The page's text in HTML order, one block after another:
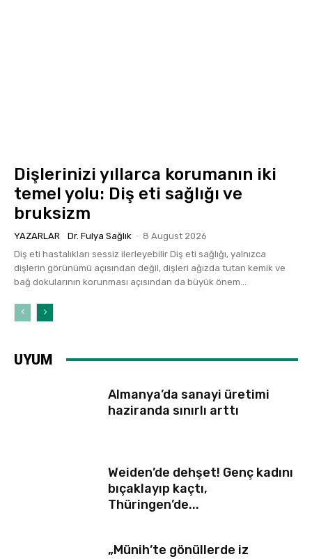
Dişlerinizi yıllarca korumanın iki
temel yolu: Diş eti sağlığı ve
bruksizm
YAZARLAR Dr. Fulya Sağlık - 8 August 2026
Diş eti hastalıkları sessiz ilerleyebilir Diş eti sağlığı, yalnızca
dişlerin görünümü açısından değil, dişleri ağızda tutan kemik ve
bağ dokularının korunması açısından da büyük önem...
UYUM
Almanya’da sanayi üretimi
haziranda sınırlı arttı
Weiden’de dehşet! Genç kadını
bıçaklayıp kaçtı,
Thüringen’de...
„Münih’te gönüllerde iz